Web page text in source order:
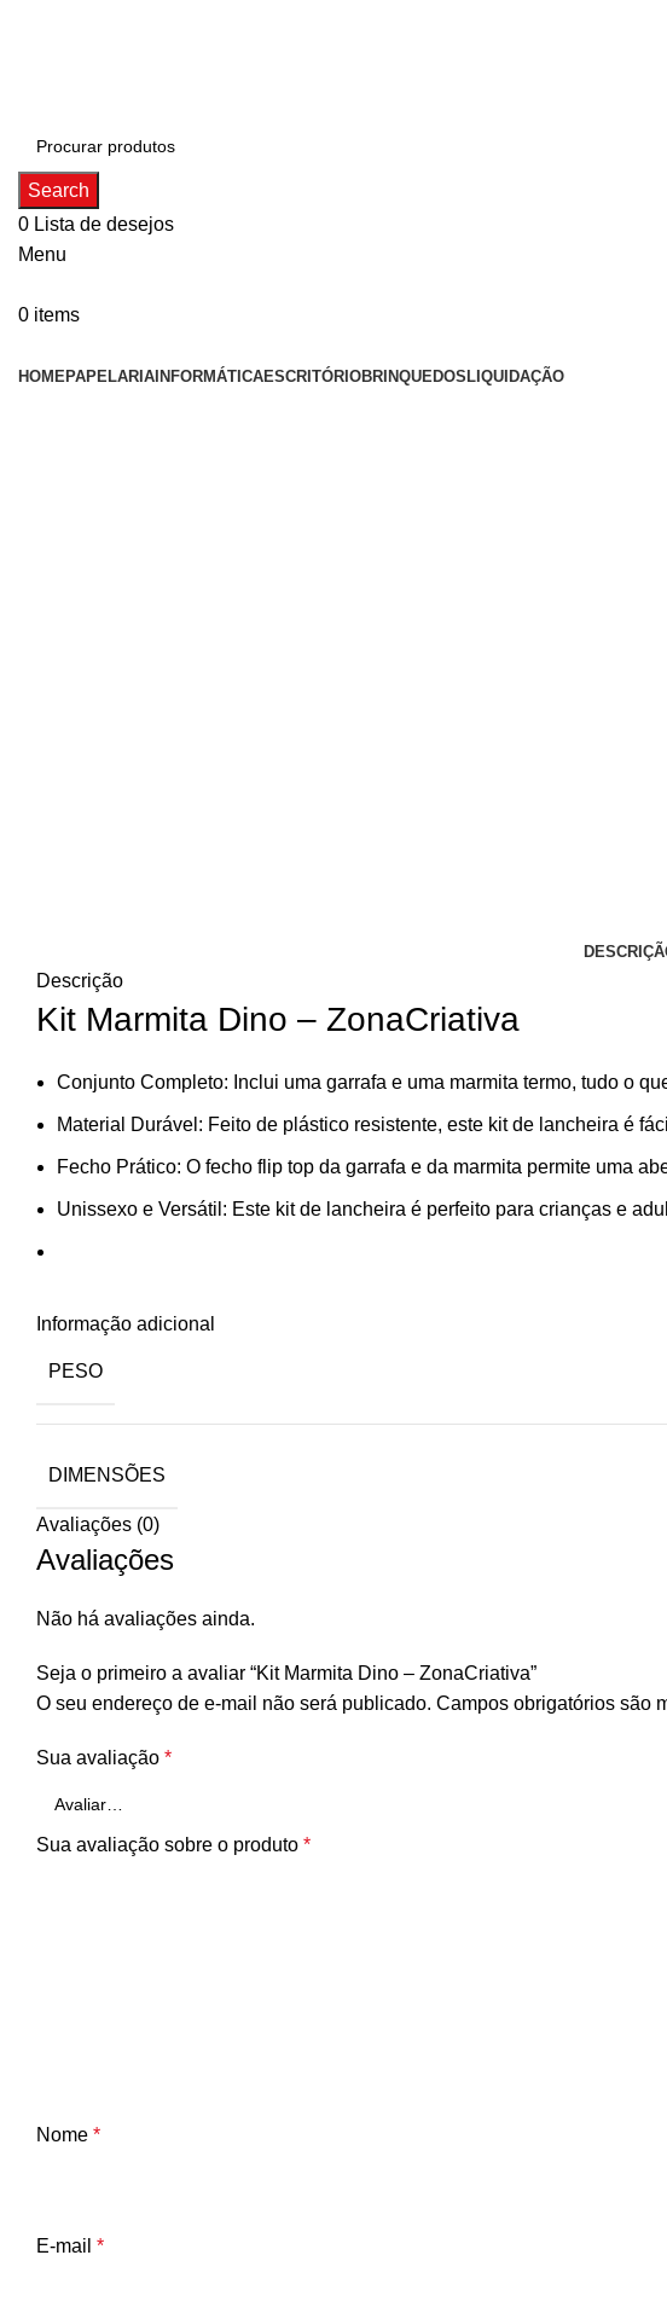
Search
0 Lista de desejos
Menu
0 items
HOMEPAPELARIA INFORMÁTICAESCRITÓRIOBRINQUEDOS LIQUIDAÇÃO
Descrição
Kit Marmita Dino – ZonaCriativa
Conjunto Completo: Inclui uma garrafa e uma marmita termo, tudo o
Material Durável: Feito de plástico resistente, este kit de lancheira é
Fecho Prático: O fecho flip top da garrafa e da marmita permite uma
Unissexo e Versátil: Este kit de lancheira é perfeito para crianças e
Informação adicional
PESO
DIMENSÕES
Avaliações (0)
Avaliações
Não há avaliações ainda.
Seja o primeiro a avaliar “Kit Marmita Dino – ZonaCriativa”
O seu endereço de e-mail não será publicado. Campos obrigatórios são
Sua avaliação *
Sua avaliação sobre o produto *
Nome *
E-mail *